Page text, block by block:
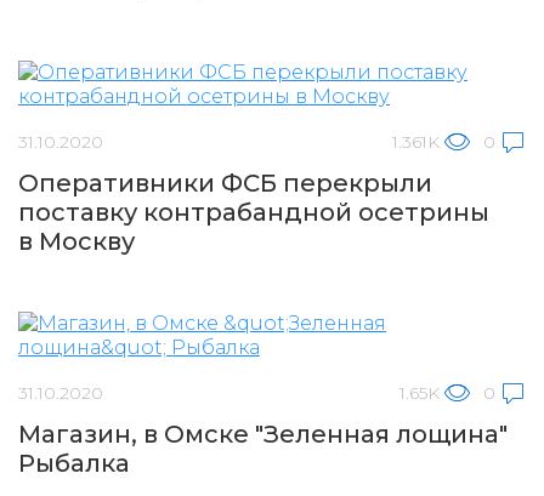
31.10.2020 1.361K 0
Оперативники ФСБ перекрыли
поставку контрабандной осетрины
в Москву
31.10.2020 1.65K 0
Магазин, в Омске "Зеленная лощина"
Рыбалка